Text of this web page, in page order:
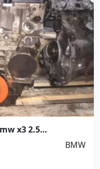
x3 2.5
BMW